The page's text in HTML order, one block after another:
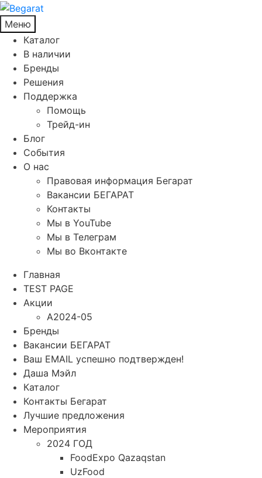
Меню
Каталог
В наличии
Бренды
Решения
Поддержка
Помощь
Трейд-ин
Блог
События
О нас
Правовая информация Бегарат
Вакансии БЕГАРАТ
Контакты
Мы в YouTube
Мы в Телеграм
Мы во Вконтакте
Главная
TEST PAGE
Акции
A2024-05
Бренды
Вакансии БЕГАРАТ
Ваш EMAIL успешно подтвержден!
Даша Мэйл
Каталог
Контакты Бегарат
Лучшие предложения
Мероприятия
2024 ГОД
FoodExpo Qazaqstan
UzFood